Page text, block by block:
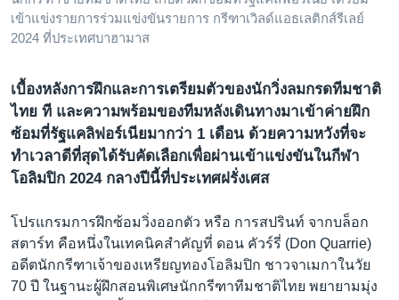
เข้าแข่งรายการร่วมแข่งขันรายการ กรีฑาเวิลด์แอธเลติกส์รีเลย์
2024 ที่ประเทศบาฮามาส
เบื้องหลังการฝึกและการเตรียมตัวของนักวิ่งลมกรดทีมชาติ
ไทย ที และความพร้อมของทีมหลังเดินทางมาเข้าค่ายฝึก
ซ้อมที่รัฐแคลิฟอร์เนียมากว่า 1 เดือน ด้วยความหวังที่จะ
ทำเวลาดีที่สุดได้รับคัดเลือกเพื่อผ่านเข้าแข่งขันในกีฬา
โอลิมปิก 2024 กลางปีนี้ที่ประเทศฝรั่งเศส
โปรแกรมการฝึกซ้อมวิ่งออกตัว หรือ การสปรินท์ จากบล็อก
สตาร์ท คือหนึ่งในเทคนิคสำคัญที่ ดอน คัวร์รี่ (Don Quarrie)
อดีตนักกรีฑาเจ้าของเหรียญทองโอลิมปิก ชาวจาเมกาในวัย
70 ปี ในฐานะผู้ฝึกสอนพิเศษนักกรีฑาทีมชาติไทย พยายามมุ่ง